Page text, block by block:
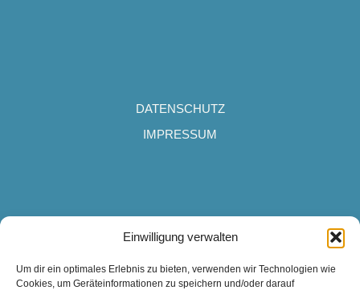
Einwilligung verwalten
Um dir ein optimales Erlebnis zu bieten, verwenden wir Technologien wie
Cookies, um Geräteinformationen zu speichern und/oder darauf
DATENSCHUTZ
IMPRESSUM
87466 Oy-Mittelberg